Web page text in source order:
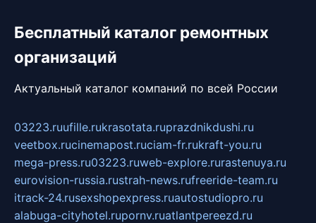
Бесплатный каталог ремонтных
организаций
Актуальный каталог компаний по всей России
03223.ruufille.rukrasotata.ruprazdnikdushi.ru
veetbox.rucinemapost.ruciam-fr.rukraft-you.ru
mega-press.ru03223.ruweb-explore.rurastenuya.ru
eurovision-russia.rustrah-news.rufreeride-team.ru
itrack-24.rusexshopexpress.ruautostudiopro.ru
alabuga-cityhotel.rupornv.ruatlantpereezd.ru